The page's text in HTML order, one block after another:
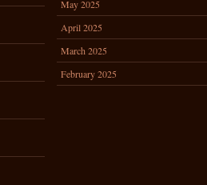
May 2025
April 2025
March 2025
February 2025